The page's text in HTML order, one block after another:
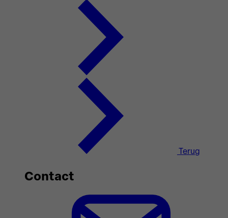
Terug
Contact